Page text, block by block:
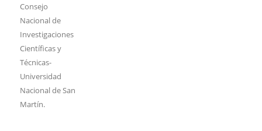
Consejo
Nacional de
Investigaciones
Científicas y
Técnicas-
Universidad
Nacional de San
Martín.